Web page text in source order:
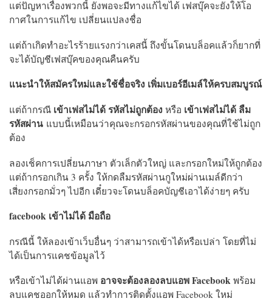
แต่ปัญหาเรื่องพวกนี้ ยังพอจะมีทางแก้ไขได้ เฟสบุ๊คจะยังให้โอ
กาศในการแก้ไข เปลี่ยนแปลงชื่อ
แต่ถ้าเกิดทำอะไรร้ายแรงกว่าเคสนี้ ถึงขั้นโดนบล็อคแล้วก็ยากที่
จะได้บัญชีเฟสบุ๊คของคุณคืนครับ
แนะนำให้สมัครใหม่และใช้ชื่อจริง เพิ่มเบอร์อีเมล์ให้ครบสมบูรณ์
แต่ถ้ากรณี เข้าเฟสไม่ได้ รหัสไม่ถูกต้อง หรือ เข้าเฟสไม่ได้ ลืม
รหัสผ่าน แบบนี้เหมือนว่าคุณจะกรอกรหัสผ่านของคุณที่ใช้ไม่ถูก
ต้อง
ลองเช็คการเปลี่ยนภาษา ตัวเล็กตัวใหญ่ และกรอกใหม่ให้ถูกต้อง
แต่ถ้ากรอกเกิน 3 ครั้ง ให้กดลืมรหัสผ่านกูใหม่ผ่านเมล์ดีกว่า
เสี่ยงกรอกมั่วๆ ไปอีก เดี๋ยวจะโดนบล็อคบัญชีเอาได้ง่ายๆ ครับ
facebook เข้าไม่ได้ มือถือ
กรณีนี้ ให้ลองเข้าเว็บอื่นๆ ว่าสามารถเข้าได้หรือเปล่า โดยที่ไม่
ได้เป็นการแคชข้อมูลไว้
หรือเข้าไม่ได้ผ่านแอพ อาจจะต้องลองลบแอพ Facebook พร้อม
ลบแคชออกให้หมด แล้วทำการติดตั้งแอพ Facebook ใหม่